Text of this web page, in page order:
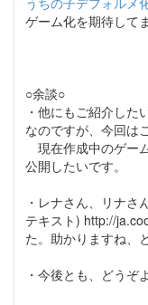
ゲーム化を期待して
○余談○
・他にもご紹介し
なのですが、今回は
現在作成中のゲー
公開したいです。
・レナさん、リナ
テキスト) http://
た。助かりますね、
・今後とも、どうぞ